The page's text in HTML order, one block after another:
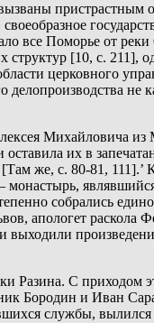
пристрастным
все Поморье от реки
структур [10, с. 211],
церковного
не
Михайловича
их в
же, с. 80-81, 111].’
монастырь,
собрались
апологет раскола
выходили
Разина. С приходом
Бородин и Иван
службы,